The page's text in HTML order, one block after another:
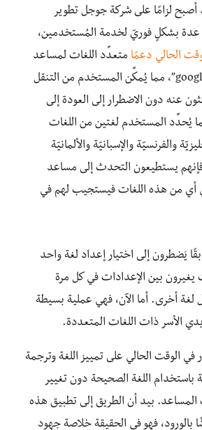
أصبح لزامًا على شركة جوجل تطوير
بشكلٍ فوريّ لخدمة المُستخدمين،
الحالي دعمًا متعدِّد اللغات لمساعد
جوجل “google assistant”، مما يُمكِّن المستخدم من التنقل
عنه دون الاضطرار إلى العودة إلى
يُحدِّد المستخدم لغتين من اللغات
والفرنسيّة والإسبانيّة والألمانيّة
فإنهم يستطيعون التحدث إلى مساعد
من هذه اللغات فيستجيب لهم في
يَضطرون إلى اختيار إعداد لغة واحد
بين الإعدادات في كل مرة
لغة أخرى. أما الآن، فهي عملية بسيطة
الأسر ذات اللغات المتعددة.
الوقت الحالي على تمييز اللغة وترجمة
باستخدام اللغة الصحيحة دون تغيير
بيد أن الطريق إلى تطبيق هذه
بالورود، فهو في الحقيقة خلاصة جهود